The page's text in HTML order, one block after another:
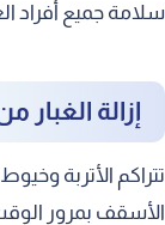
سلامة جميع أفراد
إزالة
تتراكم الأتربة
الأسقف بمرور